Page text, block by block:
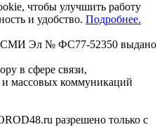
чтобы улучшить работу
и удобство. Подробнее.
СМИ Эл № ФС77-52350 выдано
в сфере связи,
массовых коммуникаций
разрешено только с